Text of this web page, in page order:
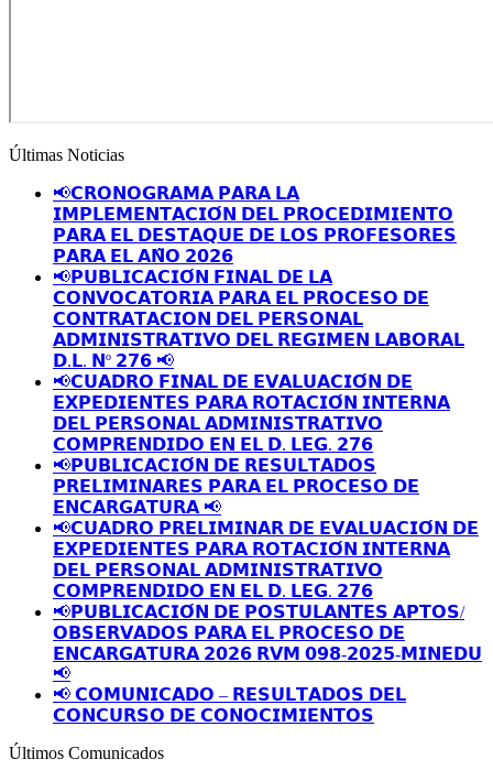
Últimas Noticias
📢𝗖𝗥𝗢𝗡𝗢𝗚𝗥𝗔𝗠𝗔 𝗣𝗔𝗥𝗔 𝗟𝗔
𝗜𝗠𝗣𝗟𝗘𝗠𝗘𝗡𝗧𝗔𝗖𝗜𝗢́𝗡 𝗗𝗘𝗟 𝗣𝗥𝗢𝗖𝗘𝗗𝗜𝗠𝗜𝗘𝗡𝗧𝗢
𝗣𝗔𝗥𝗔 𝗘𝗟 𝗗𝗘𝗦𝗧𝗔𝗤𝗨𝗘 𝗗𝗘 𝗟𝗢𝗦 𝗣𝗥𝗢𝗙𝗘𝗦𝗢𝗥𝗘𝗦
𝗣𝗔𝗥𝗔 𝗘𝗟 𝗔𝗡̃𝗢 𝟮𝟬𝟮𝟲
📢𝗣𝗨𝗕𝗟𝗜𝗖𝗔𝗖𝗜𝗢́𝗡 𝗙𝗜𝗡𝗔𝗟 𝗗𝗘 𝗟𝗔
𝗖𝗢𝗡𝗩𝗢𝗖𝗔𝗧𝗢𝗥𝗜𝗔 𝗣𝗔𝗥𝗔 𝗘𝗟 𝗣𝗥𝗢𝗖𝗘𝗦𝗢 𝗗𝗘
𝗖𝗢𝗡𝗧𝗥𝗔𝗧𝗔𝗖𝗜𝗢𝗡 𝗗𝗘𝗟 𝗣𝗘𝗥𝗦𝗢𝗡𝗔𝗟
𝗔𝗗𝗠𝗜𝗡𝗜𝗦𝗧𝗥𝗔𝗧𝗜𝗩𝗢 𝗗𝗘𝗟 𝗥𝗘𝗚𝗜𝗠𝗘𝗡 𝗟𝗔𝗕𝗢𝗥𝗔𝗟
𝗗.𝗟. 𝗡º 𝟮𝟳𝟲 📢
📢𝗖𝗨𝗔𝗗𝗥𝗢 𝗙𝗜𝗡𝗔𝗟 𝗗𝗘 𝗘𝗩𝗔𝗟𝗨𝗔𝗖𝗜𝗢́𝗡 𝗗𝗘
𝗘𝗫𝗣𝗘𝗗𝗜𝗘𝗡𝗧𝗘𝗦 𝗣𝗔𝗥𝗔 𝗥𝗢𝗧𝗔𝗖𝗜𝗢́𝗡 𝗜𝗡𝗧𝗘𝗥𝗡𝗔
𝗗𝗘𝗟 𝗣𝗘𝗥𝗦𝗢𝗡𝗔𝗟 𝗔𝗗𝗠𝗜𝗡𝗜𝗦𝗧𝗥𝗔𝗧𝗜𝗩𝗢
𝗖𝗢𝗠𝗣𝗥𝗘𝗡𝗗𝗜𝗗𝗢 𝗘𝗡 𝗘𝗟 𝗗. 𝗟𝗘𝗚. 𝟮𝟳𝟲
📢𝗣𝗨𝗕𝗟𝗜𝗖𝗔𝗖𝗜𝗢́𝗡 𝗗𝗘 𝗥𝗘𝗦𝗨𝗟𝗧𝗔𝗗𝗢𝗦
𝗣𝗥𝗘𝗟𝗜𝗠𝗜𝗡𝗔𝗥𝗘𝗦 𝗣𝗔𝗥𝗔 𝗘𝗟 𝗣𝗥𝗢𝗖𝗘𝗦𝗢 𝗗𝗘
𝗘𝗡𝗖𝗔𝗥𝗚𝗔𝗧𝗨𝗥𝗔 📢
📢𝗖𝗨𝗔𝗗𝗥𝗢 𝗣𝗥𝗘𝗟𝗜𝗠𝗜𝗡𝗔𝗥 𝗗𝗘 𝗘𝗩𝗔𝗟𝗨𝗔𝗖𝗜𝗢́𝗡 𝗗𝗘
𝗘𝗫𝗣𝗘𝗗𝗜𝗘𝗡𝗧𝗘𝗦 𝗣𝗔𝗥𝗔 𝗥𝗢𝗧𝗔𝗖𝗜𝗢́𝗡 𝗜𝗡𝗧𝗘𝗥𝗡𝗔
𝗗𝗘𝗟 𝗣𝗘𝗥𝗦𝗢𝗡𝗔𝗟 𝗔𝗗𝗠𝗜𝗡𝗜𝗦𝗧𝗥𝗔𝗧𝗜𝗩𝗢
𝗖𝗢𝗠𝗣𝗥𝗘𝗡𝗗𝗜𝗗𝗢 𝗘𝗡 𝗘𝗟 𝗗. 𝗟𝗘𝗚. 𝟮𝟳𝟲
📢𝗣𝗨𝗕𝗟𝗜𝗖𝗔𝗖𝗜𝗢́𝗡 𝗗𝗘 𝗣𝗢𝗦𝗧𝗨𝗟𝗔𝗡𝗧𝗘𝗦 𝗔𝗣𝗧𝗢𝗦/
𝗢𝗕𝗦𝗘𝗥𝗩𝗔𝗗𝗢𝗦 𝗣𝗔𝗥𝗔 𝗘𝗟 𝗣𝗥𝗢𝗖𝗘𝗦𝗢 𝗗𝗘
𝗘𝗡𝗖𝗔𝗥𝗚𝗔𝗧𝗨𝗥𝗔 𝟮𝟬𝟮𝟲 𝗥𝗩𝗠 𝟬𝟵𝟴-𝟮𝟬𝟮𝟱-𝗠𝗜𝗡𝗘𝗗𝗨
📢
📢 𝗖𝗢𝗠𝗨𝗡𝗜𝗖𝗔𝗗𝗢 – 𝗥𝗘𝗦𝗨𝗟𝗧𝗔𝗗𝗢𝗦 𝗗𝗘𝗟
𝗖𝗢𝗡𝗖𝗨𝗥𝗦𝗢 𝗗𝗘 𝗖𝗢𝗡𝗢𝗖𝗜𝗠𝗜𝗘𝗡𝗧𝗢𝗦
Últimos Comunicados